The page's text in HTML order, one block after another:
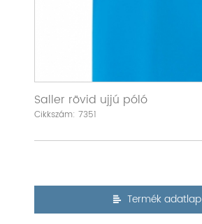
Saller rövid ujjú póló
Cikkszám: 7351
Termék adatlap